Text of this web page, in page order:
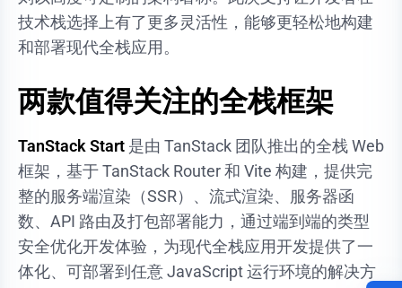
技术栈选择上有了更多灵活性，能够更轻松地构建
和部署现代全栈应用。
两款值得关注的全栈框架
TanStack Start 是由 TanStack 团队推出的全栈 Web
框架，基于 TanStack Router 和 Vite 构建，提供完
整的服务端渲染（SSR）、流式渲染、服务器函
数、API 路由及打包部署能力，通过端到端的类型
安全优化开发体验，为现代全栈应用开发提供了一
体化、可部署到任意 JavaScript 运行环境的解决方